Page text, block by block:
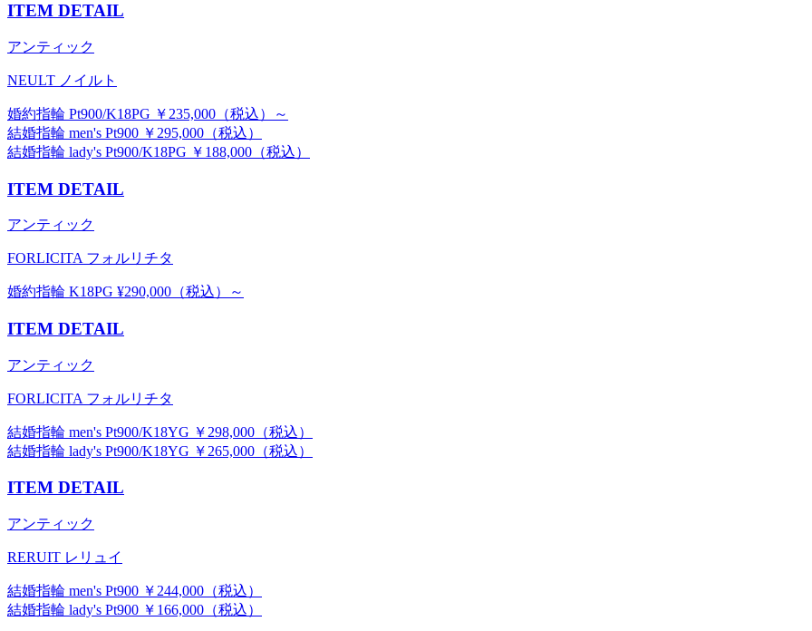
ITEM DETAIL
アンティック
NEULT ノイルト
婚約指輪 Pt900/K18PG ￥235,000（税込）～
結婚指輪 men's Pt900 ￥295,000（税込）
結婚指輪 lady's Pt900/K18PG ￥188,000（税込）
ITEM DETAIL
アンティック
FORLICITA フォルリチタ
婚約指輪 K18PG ¥290,000（税込）～
ITEM DETAIL
アンティック
FORLICITA フォルリチタ
結婚指輪 men's Pt900/K18YG ￥298,000（税込）
結婚指輪 lady's Pt900/K18YG ￥265,000（税込）
ITEM DETAIL
アンティック
RERUIT レリュイ
結婚指輪 men's Pt900 ￥244,000（税込）
結婚指輪 lady's Pt900 ￥166,000（税込）